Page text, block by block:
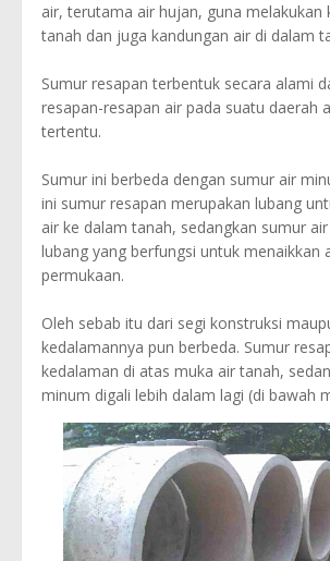
air, terutama air hujan, guna melakukan
tanah dan juga kandungan air di dalam
Sumur resapan terbentuk secara alami
resapan-resapan air pada suatu daerah
tertentu.
Sumur ini berbeda dengan sumur air
ini sumur resapan merupakan lubang
air ke dalam tanah, sedangkan sumur
lubang yang berfungsi untuk menaikkan
permukaan.
Oleh sebab itu dari segi konstruksi
kedalamannya pun berbeda. Sumur
kedalaman di atas muka air tanah,
minum digali lebih dalam lagi (di bawah